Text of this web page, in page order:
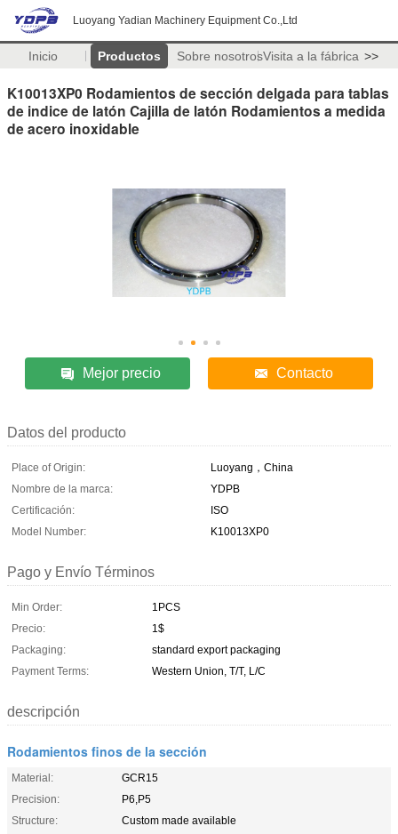
Luoyang Yadian Machinery Equipment Co.,Ltd
Inicio Productos Sobre nosotrosVisita a la fábrica >>
K10013XP0 Rodamientos de sección delgada para tablas
de indice de latón Cajilla de latón Rodamientos a medida
de acero inoxidable
Mejor precio Contacto
Datos del producto
Place of Origin:
Luoyang，China
Nombre de la marca:
YDPB
Certificación:
ISO
Model Number:
K10013XP0
Pago y Envío Términos
Min Order:
1PCS
Precio:
1$
Packaging:
standard export packaging
Payment Terms:
Western Union, T/T, L/C
descripción
Rodamientos finos de la sección
Material:
GCR15
Precision:
P6,P5
Structure:
Custom made available